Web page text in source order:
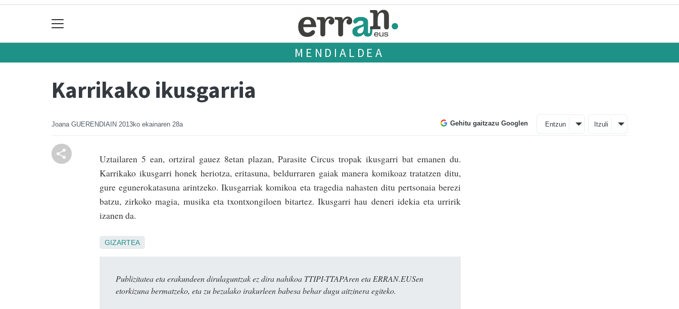
MENDIALDEA
Karrikako ikusgarria
Joana GUERENDIAIN 2013ko ekainaren 28a Gehitu gaitzazu Googlen Entzun Itzuli
Uztailaren 5 ean, or­tziral gauez 8etan plazan, Parasite Circus tropak ikusgarri bat emanen du.
Karrikako ikusgarri honek herio­tza, eritasuna, beldurraren gai­ak manera komikoaz tratatzen ditu,
gure egunerokatasuna arin­tzeko. Ikusgarriak komikoa eta tragedia nahasten ditu pertsonaia berezi
batzu, zirkoko magia, musika eta txon­txongiloen bitartez. Ikusgarri hau deneri idekia eta urririk
izanen da.
GIZARTEA
Publizitatea eta erakundeen dirulaguntzak ez dira nahikoa TTIPI-TTAPAren eta ERRAN.EUSen
etorkizuna bermatzeko, eta zu bezalako irakurleen babesa behar dugu aitzinera egiteko.